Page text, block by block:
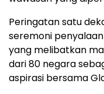
Peringatan satu
seremoni
yang melibatkan
dari 80 negara
aspirasi bersama